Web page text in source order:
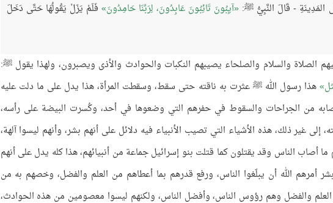
المَدِينَةِ - قَالَ النَّبِيُّ ﷺ: آيِبُونَ تَائِبُونَ عَابِدُونَ، لِرَبِّنَا حَامِدُونَ فَلَمْ يَزَلْ يَقُولُهَا حَتَّى دَخَلَ
الصلاة والسلام والصلحاء يصيبهم النكبات والحوادث والأذى ويصبرون، ولهذا يقول ﷺ:
هذا رسول الله ﷺ عثرت به ناقته حتى سقط، وسقطت المرأة، هذا يدل على ما دلت عليه
من الجراحات والسقوط في حفرهم التي وضعوها في أحد، وكُسرت البيضة على رأسه،
غير ذلك، هذه الأشياء التي تصيب الأنبياء فيه دلائل على أنهم بشر، وأنهم ليسوا آلهة،
الناس وقد يقتلون كما قتلت بنو إسرائيل جماعة من أنبيائهم، هذا كله يدل على أنهم
بشر أمرهم الله أن يبلّغوا الناس، ورفع قدرهم بما أعطاهم من العلم والفضل، وخصهم به من
والفضل وهم رؤوس الناس، وأفضل الناس، ولكنهم ليسوا معصومين من هذه الحوادث،